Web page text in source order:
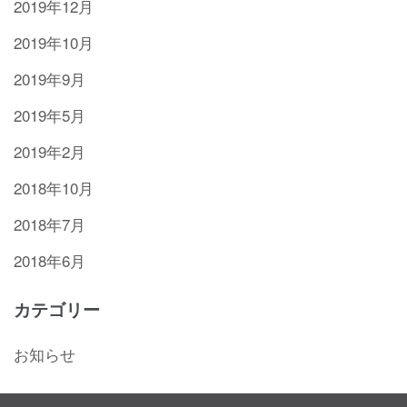
2019年12月
2019年10月
2019年9月
2019年5月
2019年2月
2018年10月
2018年7月
2018年6月
カテゴリー
お知らせ